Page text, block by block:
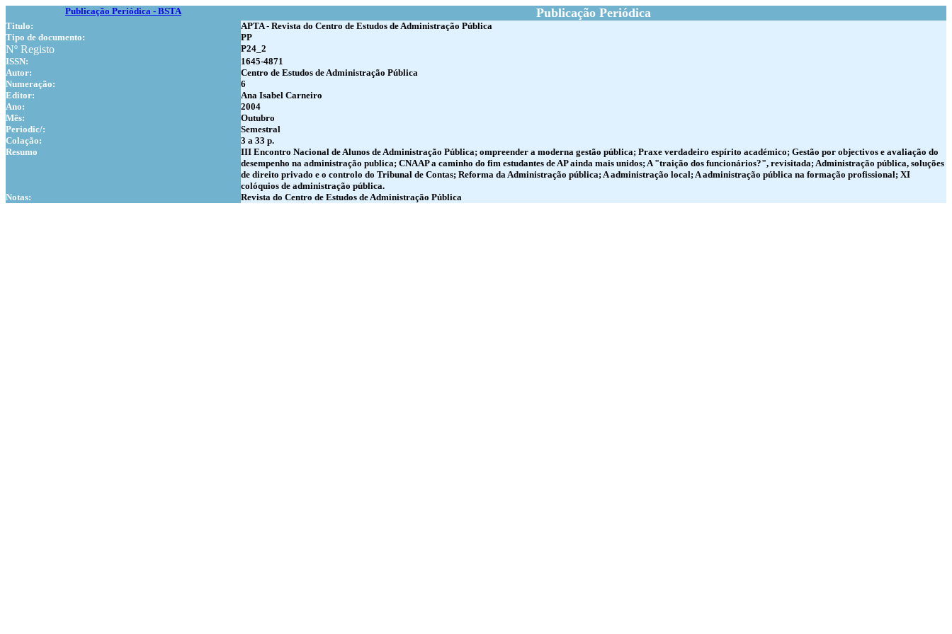
Publicação Periódica - BSTA Publicação Periódica
Titulo:
APTA - Revista do Centro de Estudos de Administração Pública
Tipo de documento:
PP
Nº Registo
P24_2
ISSN:
1645-4871
Autor:
Centro de Estudos de Administração Pública
Numeração:
6
Editor:
Ana Isabel Carneiro
Ano:
2004
Mês:
Outubro
Periodic/:
Semestral
Colação:
3 a 33 p.
Resumo
III Encontro Nacional de Alunos de Administração Pública; ompreender a moderna gestão pública; Praxe verdadeiro espírito académico; Gestão por objectivos e avaliação do
desempenho na administração publica; CNAAP a caminho do fim estudantes de AP ainda mais unidos; A "traição dos funcionários?", revisitada; Administração pública, soluções
de direito privado e o controlo do Tribunal de Contas; Reforma da Administração pública; A administração local; A administração pública na formação profissional; XI
colóquios de administração pública.
Notas:
Revista do Centro de Estudos de Administração Pública